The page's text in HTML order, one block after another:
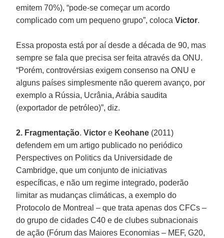
emitem 70%), “pode-se começar um acordo
complicado com um pequeno grupo”, colocaVictor.
Essa proposta está por aí desde a década de 90, mas
sempre se fala que precisa ser feita através da ONU.
“Porém, controvérsias exigem consenso na ONU e
alguns países simplesmente não querem avanço, por
exemplo a Rússia, Ucrânia, Arábia saudita
(exportador de petróleo)”, diz.
2. Fragmentação.Victore Keohane (2011)
defendem em um artigo publicado no periódico
Perspectives on Politics da Universidade de
Cambridge, que um conjunto de iniciativas
específicas, e não um regime integrado, poderão
limitar as mudanças climáticas, a exemplo do
Protocolo de Montreal – que trata apenas dos CFCs –
do grupo de cidades C40 e de clubes subnacionais
de ação (Fórum das Maiores Economias – MEF, G20,